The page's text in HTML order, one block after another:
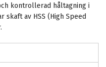
kontrollerad håltagning i
av HSS (High Speed